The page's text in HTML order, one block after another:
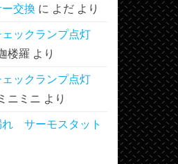
交換 に よだ より
ックランプ点灯
楼羅 より
ックランプ点灯
ミニミニ より
サーモスタット